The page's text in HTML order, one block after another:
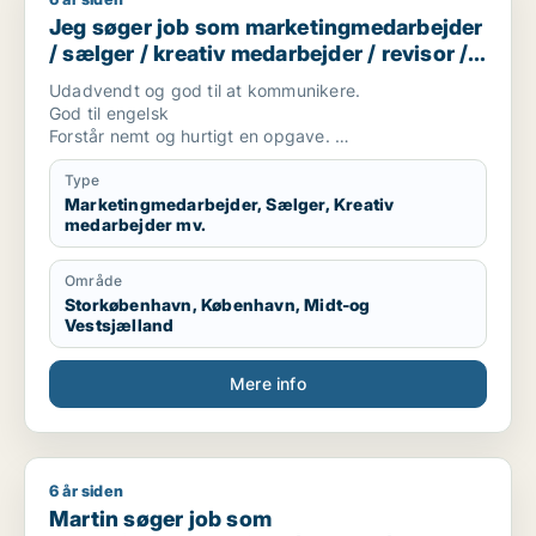
Jeg søger job som marketingmedarbejder
/ sælger / kreativ medarbejder / revisor /
finansmedarbejder
Udadvendt og god til at kommunikere.
God til engelsk
Forstår nemt og hurtigt en opgave.
Positiv.
Engageret og pålidelig.
Type
Marketingmedarbejder, Sælger, Kreativ
medarbejder mv.
Område
Storkøbenhavn, København, Midt-og
Vestsjælland
Mere info
Martin søger job som marketingmedarbejder / sælger /
6 år siden
Martin søger job som